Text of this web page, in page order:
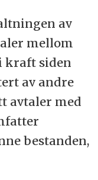
baserer
når de
de vil
rådet.
fra
meldte
av
mellom
kraft siden
av andre
avtaler med
bestanden,